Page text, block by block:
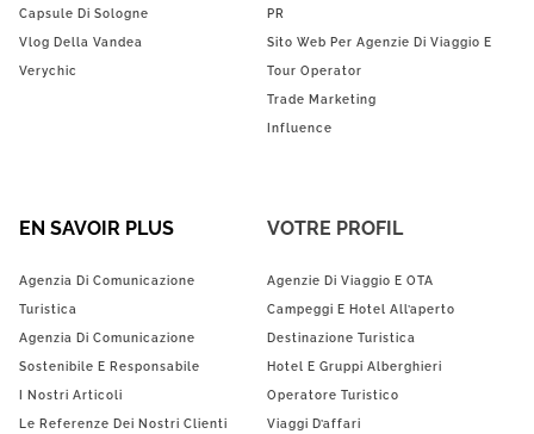
Capsule Di Sologne
Vlog Della Vandea
Verychic
PR
Sito Web Per Agenzie Di Viaggio E
Tour Operator
Trade Marketing
Influence
EN SAVOIR PLUS
Agenzia Di Comunicazione
Turistica
Agenzia Di Comunicazione
Sostenibile E Responsabile
I Nostri Articoli
Le Referenze Dei Nostri Clienti
VOTRE PROFIL
Agenzie Di Viaggio E OTA
Campeggi E Hotel All’aperto
Destinazione Turistica
Hotel E Gruppi Alberghieri
Operatore Turistico
Viaggi D’affari